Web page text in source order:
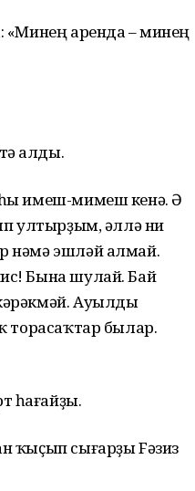
«Минең аренда – минең
алды.
имеш-мимеш кенә. Ә
ултырҙым, әллә ни
нәмә эшләй алмай.
Бына шулай. Бай
Ауылды
торасаҡтар былар.
һағайҙы.
ҡыҫып сығарҙы Fәзиз